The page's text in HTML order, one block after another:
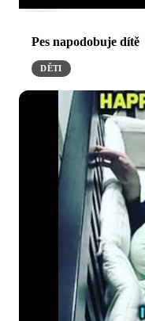
Pes napodobuje dítě
DĚTI